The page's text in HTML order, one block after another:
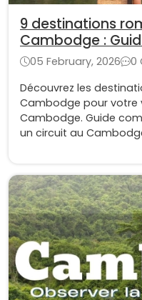
9 destinations
Cambodge :
voyage en
05 February, 2026
0
Découvrez les
Cambodge pour votre
Cambodge. Guide
un circuit au